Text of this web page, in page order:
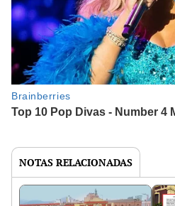
NOTAS RELACIONADAS